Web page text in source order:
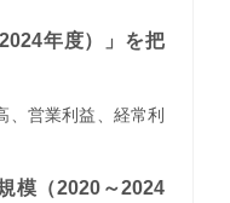
年度）」を把
、営業利益、経常利
模（2020～2024